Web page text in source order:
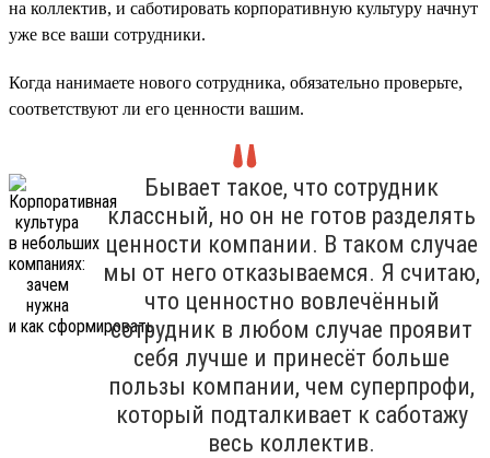
на коллектив, и саботировать корпоративную культуру начнут
уже все ваши сотрудники.
Когда нанимаете нового сотрудника, обязательно проверьте,
соответствуют ли его ценности вашим.
Бывает такое, что сотрудник
классный, но он не готов разделять
ценности компании. В таком случае
мы от него отказываемся. Я считаю,
что ценностно вовлечённый
сотрудник в любом случае проявит
себя лучше и принесёт больше
пользы компании, чем суперпрофи,
который подталкивает к саботажу
весь коллектив.